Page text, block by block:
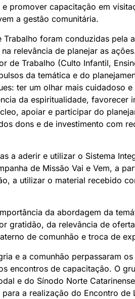
promover capacitação em
a gestão comunitária.
foram conduzidas pela
relevância de planejar as
de Trabalho (Culto Infantil,
da temática e do
ter um olhar mais cuidadoso
da espiritualidade, favorecer
apoiar e participar do
dons e de investimento com
a aderir e utilizar o Sistema
de Missão Vai e Vem, a
a utilizar o material recebido
da abordagem da
gratidão, da relevância de
de comunhão e troca de
e a comunhão perpassaram
encontros de capacitação. O
e do Sínodo Norte
a realização do Encontro de